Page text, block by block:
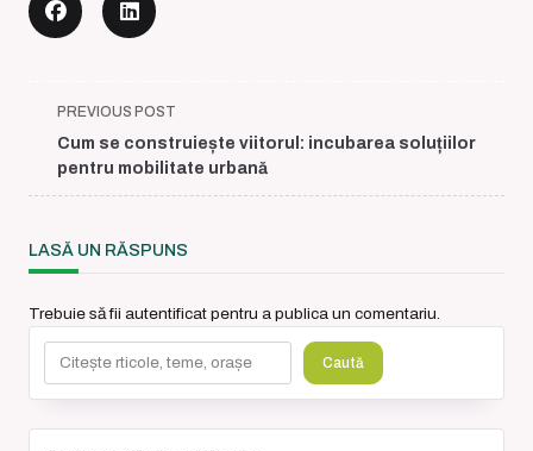
<span
class="nav-
subtitle
screen-
text">Page</span>
PREVIOUS POST
Cum se construiește viitorul: incubarea soluțiilor
pentru mobilitate urbană
LASĂ UN RĂSPUNS
Trebuie să fii autentificat pentru a publica un comentariu.
Caută